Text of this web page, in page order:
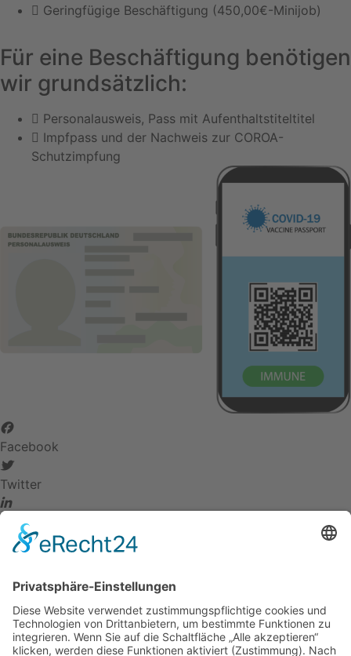
Geringfügige Beschäftigung (450,00€-Minijob)
Für eine Beschäftigung benötigen
wir grundsätzlich:
Personalausweis, Pass mit Aufenthaltstiteltitel
Impfpass und der Nachweis zur COROA-
Schutzimpfung
Facebook
Twitter
LinkedIn
Anschrift
ad opus GmbH